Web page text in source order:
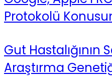
Protokolü
Gut Hastalığının
Araştırma